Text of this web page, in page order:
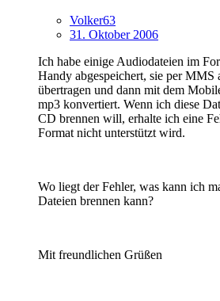
Volker63
31. Oktober 2006
Ich habe einige Audiodateien im
Handy abgespeichert, sie per MMS
übertragen und dann mit dem
mp3 konvertiert. Wenn ich diese
CD brennen will, erhalte ich eine
Format nicht unterstützt wird.
Wo liegt der Fehler, was kann ich
Dateien brennen kann?
Mit freundlichen Grüßen